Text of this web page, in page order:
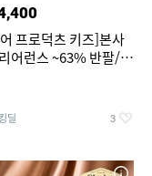
프로덕츠 키즈]본사
어런스 ~63% 반팔/반
딜 3